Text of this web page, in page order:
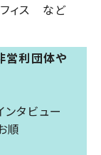
フィス など
営利団体や
タビュー
順